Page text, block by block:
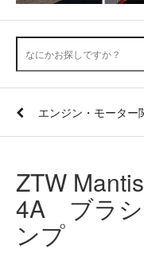
エンジン・モーター
ZTW
4A ブラシ
ンプ